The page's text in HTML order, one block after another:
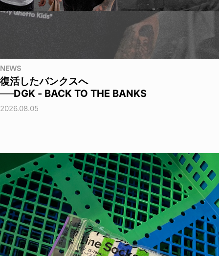
NEWS
復活したバンクスへ
──DGK - BACK TO THE BANKS
2026.08.05